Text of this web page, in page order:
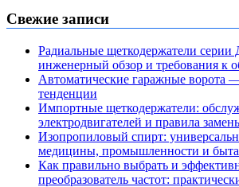
Свежие записи
Радиальные щеткодержатели
инженерный обзор и требования к
Автоматические гаражные ворота
тенденции
Импортные щеткодержатели:
электродвигателей и правила
Изопропиловый спирт:
медицины, промышленности и быта
Как правильно выбрать и
преобразователь частот: